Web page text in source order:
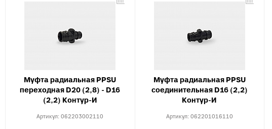
Муфта радиальная PPSU
переходная D20 (2,8) - D16
(2,2) Контур-И
Артикул:062203002110
Муфта радиальная PPSU
соединительная D16 (2,2)
Контур-И
Артикул: 062201016110